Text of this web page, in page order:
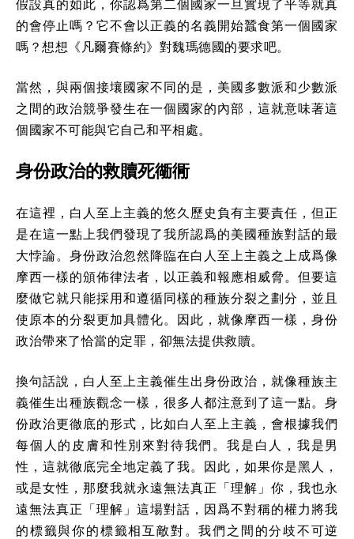
假設真的如此，你認爲第二個國家一旦實現了平等就真
的會停止嗎？它不會以正義的名義開始蠶食第一個國家
嗎？想想《凡爾賽條約》對魏瑪德國的要求吧。
當然，與兩個接壤國家不同的是，美國多數派和少數派
之間的政治競爭發生在一個國家的內部，這就意味著這
個國家不可能與它自己和平相處。
身份政治的救贖死衚衕
在這裡，白人至上主義的悠久歷史負有主要責任，但正
是在這一點上我們發現了我所認爲的美國種族對話的最
大悖論。身份政治忽然降臨在白人至上主義之上成爲像
摩西一樣的頒佈律法者，以正義和報應相威脅。但要這
麼做它就只能採用和遵循同樣的種族分裂之劃分，並且
使原本的分裂更加具體化。因此，就像摩西一樣，身份
政治帶來了恰當的定罪，卻無法提供救贖。
換句話說，白人至上主義催生出身份政治，就像種族主
義催生出種族觀念一樣，很多人都注意到了這一點。身
份政治更徹底的形式，比如白人至上主義，會根據我們
每個人的皮膚和性別來對待我們。我是白人，我是男
性，這就徹底完全地定義了我。因此，如果你是黑人，
或是女性，那麼我就永遠無法真正「理解」你，我也永
遠無法真正「理解」這場對話，因爲不對稱的權力將我
的標籤與你的標籤相互敵對。我們之間的分歧不可逆